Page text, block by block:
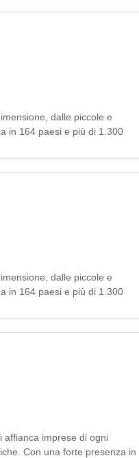
dalle piccole e
in 164 paesi e più di 1.300
dalle piccole e
in 164 paesi e più di 1.300
affianca imprese di ogni
Con una forte presenza in